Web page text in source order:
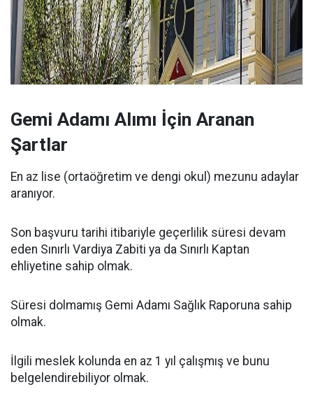
Gemi Adamı Alımı İçin Aranan
Şartlar
En az lise (ortaöğretim ve dengi okul) mezunu adaylar
aranıyor.
Son başvuru tarihi itibariyle geçerlilik süresi devam
eden Sınırlı Vardiya Zabiti ya da Sınırlı Kaptan
ehliyetine sahip olmak.
Süresi dolmamış Gemi Adamı Sağlık Raporuna sahip
olmak.
İlgili meslek kolunda en az 1 yıl çalışmış ve bunu
belgelendirebiliyor olmak.